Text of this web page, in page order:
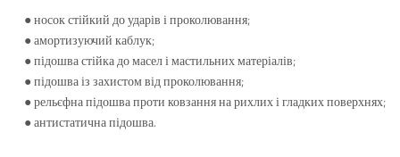
● носок стійкий до ударів і проколювання;
● амортизуючий каблук;
● підошва стійка до масел і мастильних матеріалів;
● підошва із захистом від проколювання;
● рельєфна підошва проти ковзання на рихлих і гладких поверхнях;
● антистатична підошва.